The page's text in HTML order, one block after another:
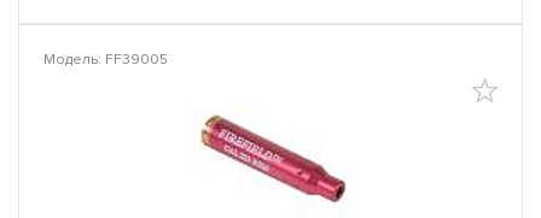
Модель: FF39005